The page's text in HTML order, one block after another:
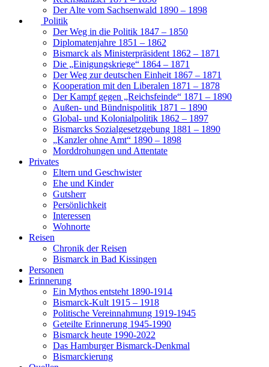
Der Alte vom Sachsenwald 1890 – 1898
Politik
Der Weg in die Politik 1847 – 1850
Diplomatenjahre 1851 – 1862
Bismarck als Ministerpräsident 1862 – 1871
Die „Einigungskriege“ 1864 – 1871
Der Weg zur deutschen Einheit 1867 – 1871
Kooperation mit den Liberalen 1871 – 1878
Der Kampf gegen „Reichsfeinde“ 1871 – 1890
Außen- und Bündnispolitik 1871 – 1890
Global- und Kolonialpolitik 1862 – 1897
Bismarcks Sozialgesetzgebung 1881 – 1890
„Kanzler ohne Amt“ 1890 – 1898
Morddrohungen und Attentate
Privates
Eltern und Geschwister
Ehe und Kinder
Gutsherr
Persönlichkeit
Interessen
Wohnorte
Reisen
Chronik der Reisen
Bismarck in Bad Kissingen
Personen
Erinnerung
Ein Mythos entsteht 1890-1914
Bismarck-Kult 1915 – 1918
Politische Vereinnahmung 1919-1945
Geteilte Erinnerung 1945-1990
Bismarck heute 1990-2022
Das Hamburger Bismarck-Denkmal
Bismarckierung